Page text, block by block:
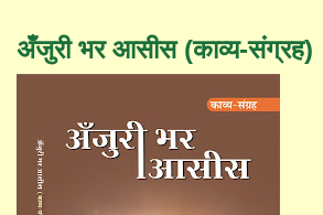
अँजुरी भर आसीस (काव्य-संग्रह)